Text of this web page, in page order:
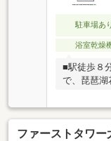
周辺環境
ンイレブ
駐車場あ
浴室乾燥
■駅徒歩８
で、琵琶湖
済みで、食
です！
ファーストタワー